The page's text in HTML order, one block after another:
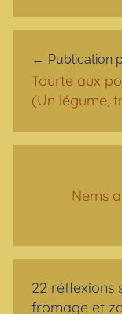
Publication
Tourte aux
(Un légume,
Nems
22 réflexions
fromage et